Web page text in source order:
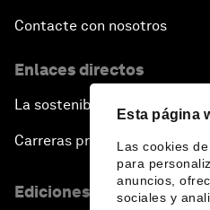
Esta página
Las cookies
para
anuncios,
sociales y
Contacte con nosotros
Enlaces directos
La sostenibilidad en el Foro
Carreras profesionales
Ediciones en otros